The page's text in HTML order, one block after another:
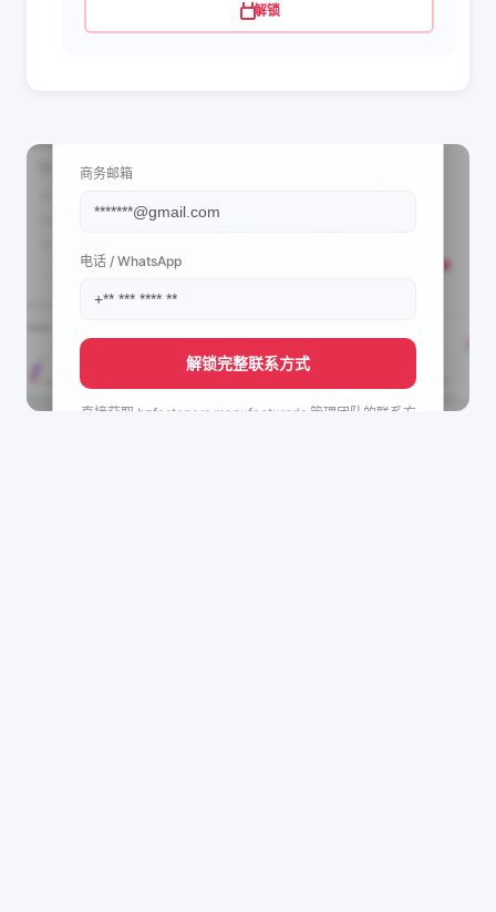
解锁
商务邮箱
电话 / WhatsApp
解锁完整联系方式
直接获取 bzfasteners manufacturer's 管理团队的联系方